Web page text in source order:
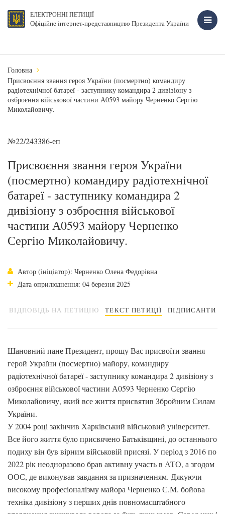
ЕЛЕКТРОННІ ПЕТИЦІЇ
Офіційне інтернет-представництво Президента України
Головна
Присвоєння звання героя України (посмертно) командиру
радіотехнічної батареї - заступнику командира 2 дивізіону з
озброєння військової частини А0593 майору Черненко Сергію
Миколайовичу.
№22/243386-еп
Присвоєння звання героя України
(посмертно) командиру радіотехнічної
батареї - заступнику командира 2
дивізіону з озброєння військової
частини А0593 майору Черненко
Сергію Миколайовичу.
Автор (ініціатор): Черненко Олена Федорівна
Дата оприлюднення: 04 березня 2025
ВІДПОВІДЬ НА ПЕТИЦІЮ ТЕКСТ ПЕТИЦІЇ ПІДПИСАНТИ
Шановний пане Президент, прошу Вас присвоїти звання
герой України (посмертно) майору, командиру
радіотехнічної батареї - заступнику командира 2 дивізіону з
озброєння військової частини А0593 Черненко Сергію
Миколайовичу, який все життя присвятив Збройним Силам
України.
У 2004 році закінчив Харківський військовий університет.
Все його життя було присвячено Батьківщині, до останнього
подиху він був вірним військовій присязі. У період з 2016 по
2022 рік неодноразово брав активну участь в АТО, а згодом
ООС, де виконував завдання за призначенням. Дякуючи
високому професіоналізму майора Черненко С.М. бойова
техніка дивізіону з перших днів повномасштабного